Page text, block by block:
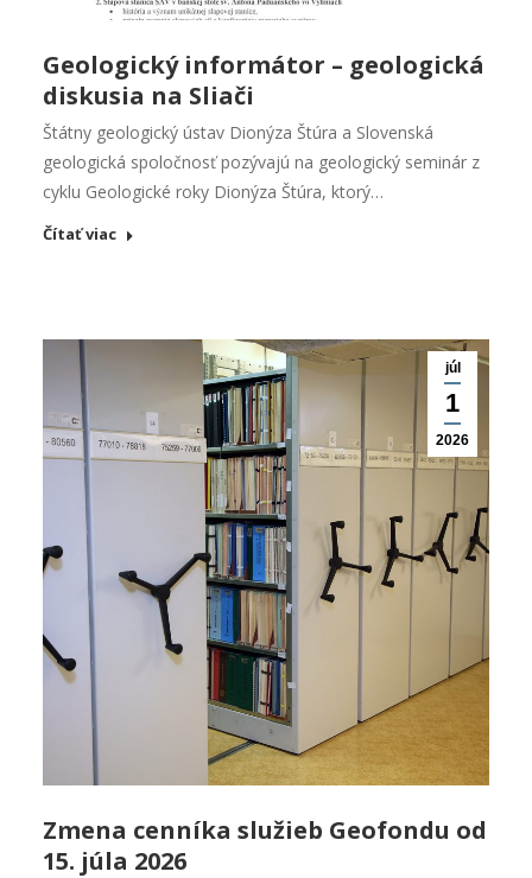
Geologický informátor – geologická
diskusia na Sliači
Štátny geologický ústav Dionýza Štúra a Slovenská
geologická spoločnosť pozývajú na geologický seminár z
cyklu Geologické roky Dionýza Štúra, ktorý…
Čítať viac
júl
1
2026
Zmena cenníka služieb Geofondu od
15. júla 2026